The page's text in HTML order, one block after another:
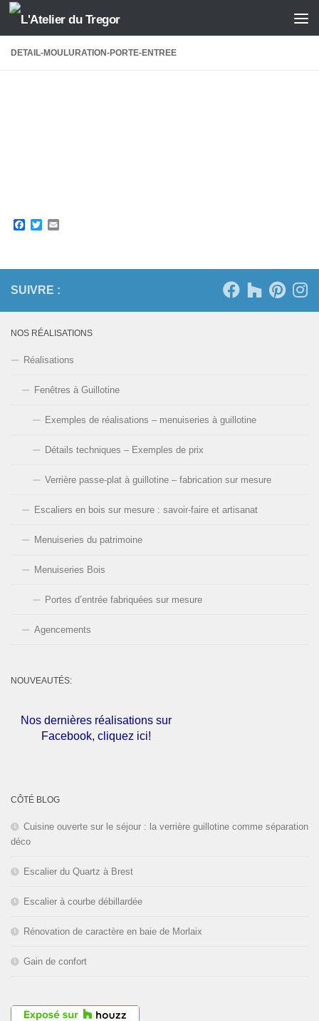
Skip to content
DETAIL-MOULURATION-PORTE-ENTREE
Facebook
Twitter
SUIVRE :
NOS RÉALISATIONS
Réalisations
Fenêtres à Guillotine
Exemples de réalisations – menuiseries à guillotine
Détails techniques – Exemples de prix
Verrière passe-plat à guillotine – fabrication sur mesure
Escaliers en bois sur mesure : savoir-faire et artisanat
Menuiseries du patrimoine
Menuiseries Bois
Portes d’entrée fabriquées sur mesure
Agencements
NOUVEAUTÉS:
Nos dernières réalisations sur
Facebook, cliquez ici!
congés d'été du
CÔTÉ BLOG
Cuisine ouverte sur le séjour : la verrière guillotine comme séparation
déco
Escalier du Quartz à Brest
Escalier à courbe débillardée
Rénovation de caractère en baie de Morlaix
Gain de confort